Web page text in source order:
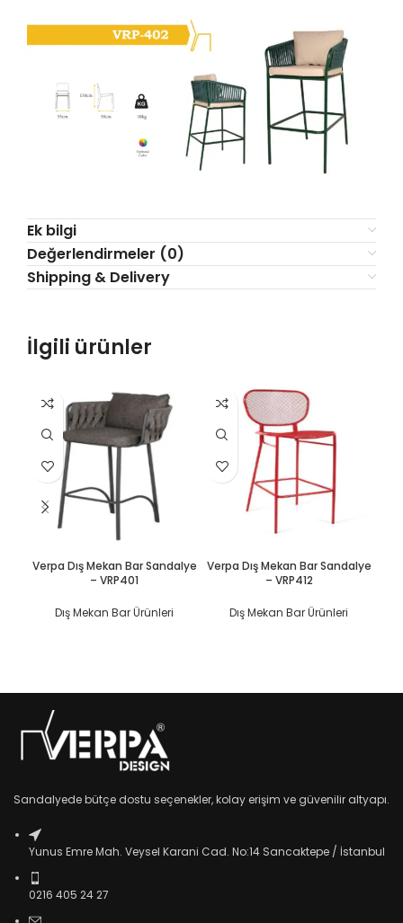
Ek bilgi
Değerlendirmeler (0)
Shipping & Delivery
İlgili ürünler
Verpa Dış Mekan Bar Sandalye
– VRP401
Dış Mekan Bar Ürünleri
Verpa Dış Mekan Bar Sandalye
– VRP412
Dış Mekan Bar Ürünleri
Sandalyede bütçe dostu seçenekler, kolay erişim ve güvenilir altyapı.
Yunus Emre Mah. Veysel Karani Cad. No:14 Sancaktepe / İstanbul
0216 405 24 27